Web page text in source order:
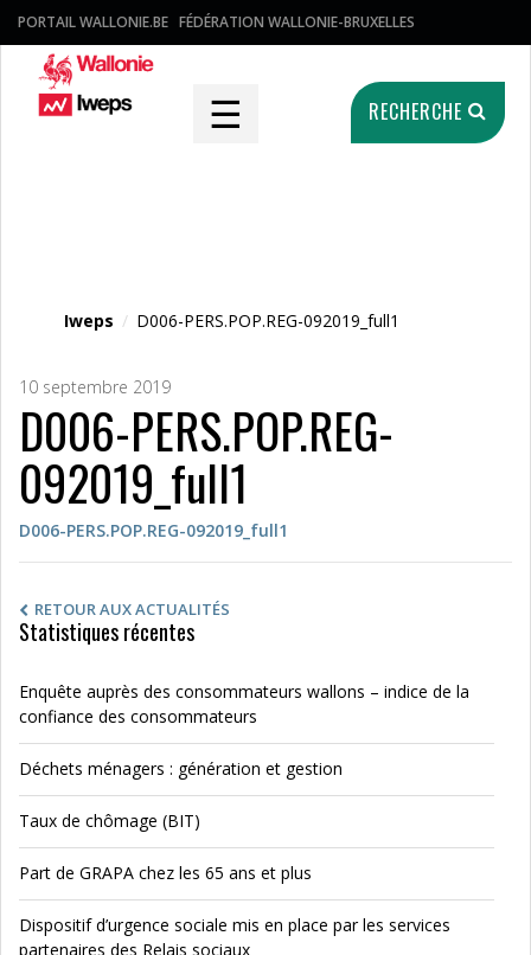
PORTAIL WALLONIE.BE FÉDÉRATION WALLONIE-BRUXELLES
☰ RECHERCHE
Iweps / D006-PERS.POP.REG-092019_full1
10 septembre 2019
D006-PERS.POP.REG-
092019_full1
D006-PERS.POP.REG-092019_full1
RETOUR AUX ACTUALITÉS
Statistiques récentes
Enquête auprès des consommateurs wallons – indice de la
confiance des consommateurs
Déchets ménagers : génération et gestion
Taux de chômage (BIT)
Part de GRAPA chez les 65 ans et plus
Dispositif d’urgence sociale mis en place par les services
partenaires des Relais sociaux